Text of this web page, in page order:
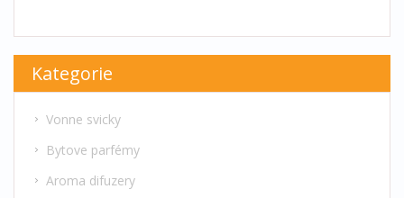
Kategorie
Vonne svicky
Bytove parfémy
Aroma difuzery